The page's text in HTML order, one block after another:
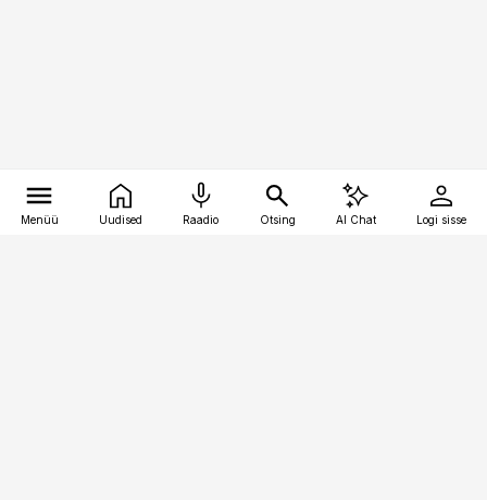
Menüü Uudised Raadio Otsing AI Chat Logi sisse